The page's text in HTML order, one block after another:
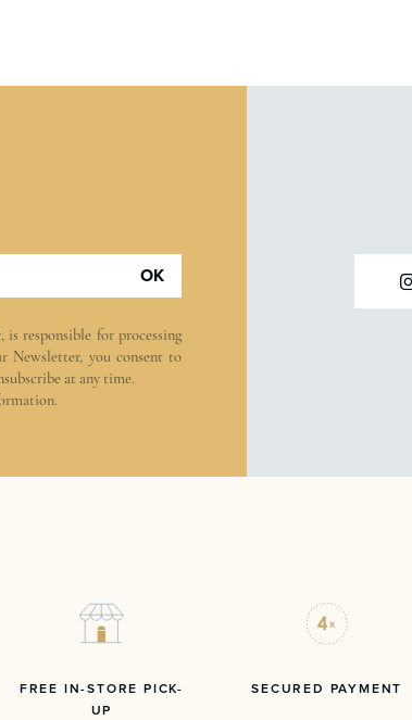
OK
, is responsible for processing
Newsletter, you consent to
at any time.
FREE IN-STORE PICK-
UP
SECURED PAYMENT